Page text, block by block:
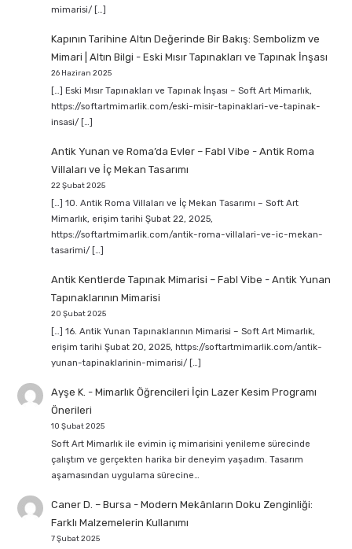
mimarisi/ […]
Kapının Tarihine Altın Değerinde Bir Bakış: Sembolizm ve
Mimari | Altın Bilgi - Eski Mısır Tapınakları ve Tapınak İnşası
26 Haziran 2025
[…] Eski Mısır Tapınakları ve Tapınak İnşası – Soft Art Mimarlık,
https://softartmimarlik.com/eski-misir-tapinaklari-ve-tapinak-
insasi/ […]
Antik Yunan ve Roma’da Evler – Fabl Vibe - Antik Roma
Villaları ve İç Mekan Tasarımı
22 Şubat 2025
[…] 10. Antik Roma Villaları ve İç Mekan Tasarımı – Soft Art
Mimarlık, erişim tarihi Şubat 22, 2025,
https://softartmimarlik.com/antik-roma-villalari-ve-ic-mekan-
tasarimi/ […]
Antik Kentlerde Tapınak Mimarisi – Fabl Vibe - Antik Yunan
Tapınaklarının Mimarisi
20 Şubat 2025
[…] 16. Antik Yunan Tapınaklarının Mimarisi – Soft Art Mimarlık,
erişim tarihi Şubat 20, 2025, https://softartmimarlik.com/antik-
yunan-tapinaklarinin-mimarisi/ […]
Ayşe K. - Mimarlık Öğrencileri İçin Lazer Kesim Programı
Önerileri
10 Şubat 2025
Soft Art Mimarlık ile evimin iç mimarisini yenileme sürecinde
çalıştım ve gerçekten harika bir deneyim yaşadım. Tasarım
aşamasından uygulama sürecine…
Caner D. – Bursa - Modern Mekânların Doku Zenginliği:
Farklı Malzemelerin Kullanımı
7 Şubat 2025